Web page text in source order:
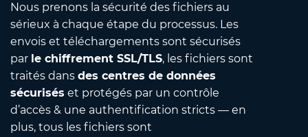
Nous prenons la sécurité des fichiers au
sérieux à chaque étape du processus. Les
envois et téléchargements sont sécurisés
par le chiffrement SSL/TLS, les fichiers sont
traités dans des centres de données
sécurisés et protégés par un contrôle
d’accès & une authentification stricts — en
plus, tous les fichiers sont